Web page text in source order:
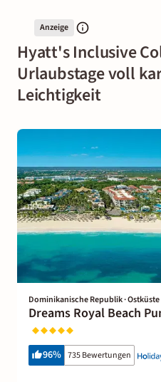
Anzeige
Hyatt's Inclusive
Urlaubstage voll
Leichtigkeit
Dominikanische Republik · Ostküste
Dreams Royal Beach
96% 735 Bewertungen